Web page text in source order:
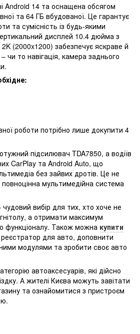
Android 14 та оснащена обсягом
та 64 ГБ вбудованої. Це гарантує
та сумісність із будь-якими
дисплей 10.4 дюйма з
(2000x1200) забезпечує яскраве й
чи то навігація, камера заднього
роботи потрібно лише докупити 4
підсилювач TDA7850, а водіїв
CarPlay та Android Auto, що
без зайвих дротів. Це не
мультимедійна система
вибір для тих, хто хоче не
а отримати максимум
функціоналу. Також можна купити
для авто, доповнити
модулями та зробити своє авто
автоаксесуарів, які дійсно
А жителі Києва можуть завітати
та ознайомитися з пристроєм